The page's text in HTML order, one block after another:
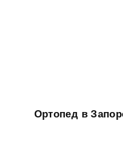
Ортопед в